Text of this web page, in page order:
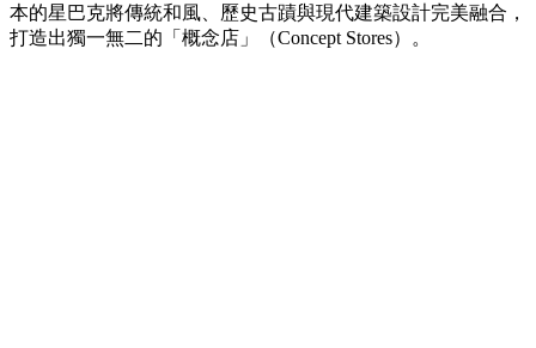
本的星巴克將傳統和風、歷史古蹟與現代建築設計完美融合，
打造出獨一無二的「概念店」（Concept Stores）。